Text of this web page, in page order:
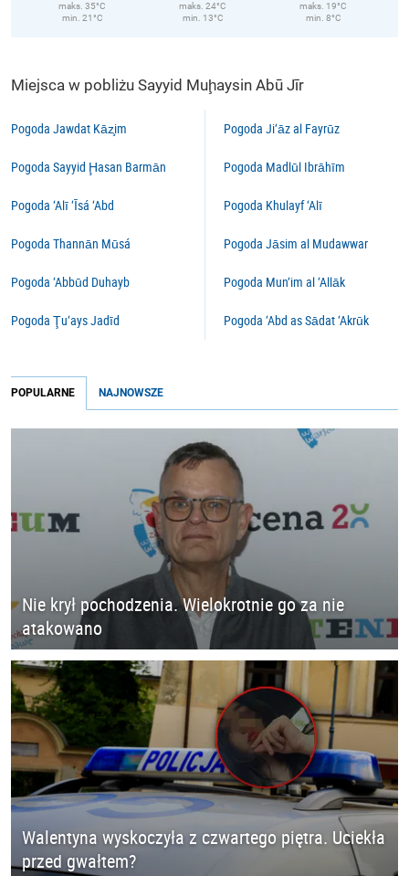
maks. 35°C
min. 21°C
maks. 24°C
min. 13°C
maks. 19°C
min. 8°C
Miejsca w pobliżu Sayyid Muḩaysin Abū Jīr
Pogoda Jawdat Kāz̧im
Pogoda Sayyid Ḩasan Barmān
Pogoda ‘Alī ‘Īsá ‘Abd
Pogoda Thannān Mūsá
Pogoda ‘Abbūd Duhayb
Pogoda Ţu‘ays Jadīd
Pogoda Ji‘āz al Fayrūz
Pogoda Madlūl Ibrāhīm
Pogoda Khulayf ‘Alī
Pogoda Jāsim al Mudawwar
Pogoda Mun‘im al ‘Allāk
Pogoda ‘Abd as Sādat ‘Akrūk
POPULARNE NAJNOWSZE
Nie krył pochodzenia. Wielokrotnie go za nie
atakowano
Walentyna wyskoczyła z czwartego piętra. Uciekła
przed gwałtem?